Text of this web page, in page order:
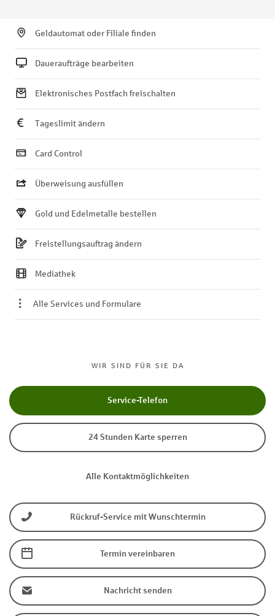
WIR SIND FÜR SIE DA
Service-Telefon
24 Stunden Karte sperren
Alle Kontaktmöglichkeiten
Rückruf-Service mit Wunschtermin
Termin vereinbaren
Nachricht senden
Geldautomat oder Filiale finden
Daueraufträge bearbeiten
Elektronisches Postfach freischalten
Tageslimit ändern
Card Control
Überweisung ausfüllen
Gold und Edelmetalle bestellen
Freistellungsauftrag ändern
Mediathek
Alle Services und Formulare